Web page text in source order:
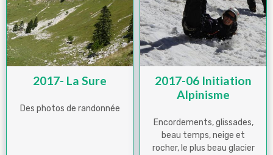
2017- La Sure
Des photos de randonnée
2017-06 Initiation
Alpinisme
Encordements, glissades,
beau temps, neige et
rocher, le plus beau glacier